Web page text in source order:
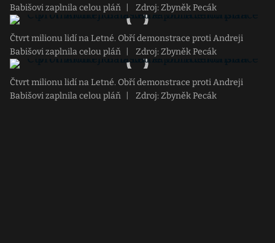
Babišovi zaplnila celou pláň
Zdroj: Zbyněk Pecák
Čtvrt milionu lidí na Letné. Obří demonstrace proti Andreji
Babišovi zaplnila celou pláň
Zdroj: Zbyněk Pecák
Čtvrt milionu lidí na Letné. Obří demonstrace proti Andreji
Babišovi zaplnila celou pláň
Zdroj: Zbyněk Pecák